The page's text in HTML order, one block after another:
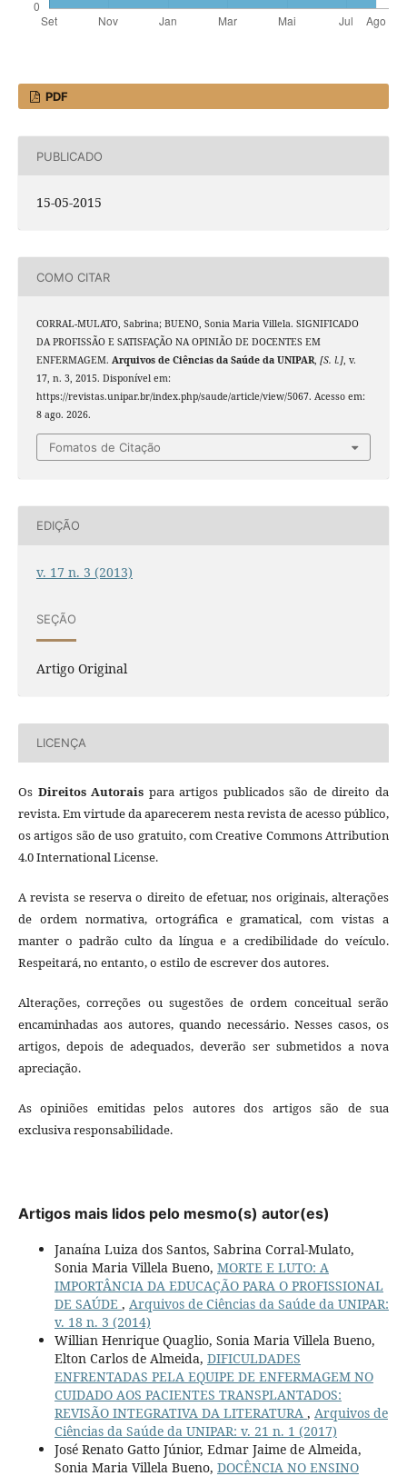
PDF
PUBLICADO
15-05-2015
COMO CITAR
CORRAL-MULATO, Sabrina; BUENO, Sonia Maria Villela. SIGNIFICADO
DA PROFISSÃO E SATISFAÇÃO NA OPINIÃO DE DOCENTES EM
ENFERMAGEM. Arquivos de Ciências da Saúde da UNIPAR, [S. l.], v.
17, n. 3, 2015. Disponível em:
https://revistas.unipar.br/index.php/saude/article/view/5067. Acesso em:
8 ago. 2026.
Fomatos de Citação
EDIÇÃO
v. 17 n. 3 (2013)
SEÇÃO
Artigo Original
LICENÇA
Os Direitos Autorais para artigos publicados são de direito da
revista. Em virtude da aparecerem nesta revista de acesso público,
os artigos são de uso gratuito, com Creative Commons Attribution
4.0 International License.
A revista se reserva o direito de efetuar, nos originais, alterações
de ordem normativa, ortográfica e gramatical, com vistas a
manter o padrão culto da língua e a credibilidade do veículo.
Respeitará, no entanto, o estilo de escrever dos autores.
Alterações, correções ou sugestões de ordem conceitual serão
encaminhadas aos autores, quando necessário. Nesses casos, os
artigos, depois de adequados, deverão ser submetidos a nova
apreciação.
As opiniões emitidas pelos autores dos artigos são de sua
exclusiva responsabilidade.
Artigos mais lidos pelo mesmo(s) autor(es)
Janaína Luiza dos Santos, Sabrina Corral-Mulato,
Sonia Maria Villela Bueno, MORTE E LUTO: A
IMPORTÂNCIA DA EDUCAÇÃO PARA O PROFISSIONAL
DE SAÚDE , Arquivos de Ciências da Saúde da UNIPAR:
v. 18 n. 3 (2014)
Willian Henrique Quaglio, Sonia Maria Villela Bueno,
Elton Carlos de Almeida, DIFICULDADES
ENFRENTADAS PELA EQUIPE DE ENFERMAGEM NO
CUIDADO AOS PACIENTES TRANSPLANTADOS:
REVISÃO INTEGRATIVA DA LITERATURA , Arquivos de
Ciências da Saúde da UNIPAR: v. 21 n. 1 (2017)
José Renato Gatto Júnior, Edmar Jaime de Almeida,
Sonia Maria Villela Bueno, DOCÊNCIA NO ENSINO